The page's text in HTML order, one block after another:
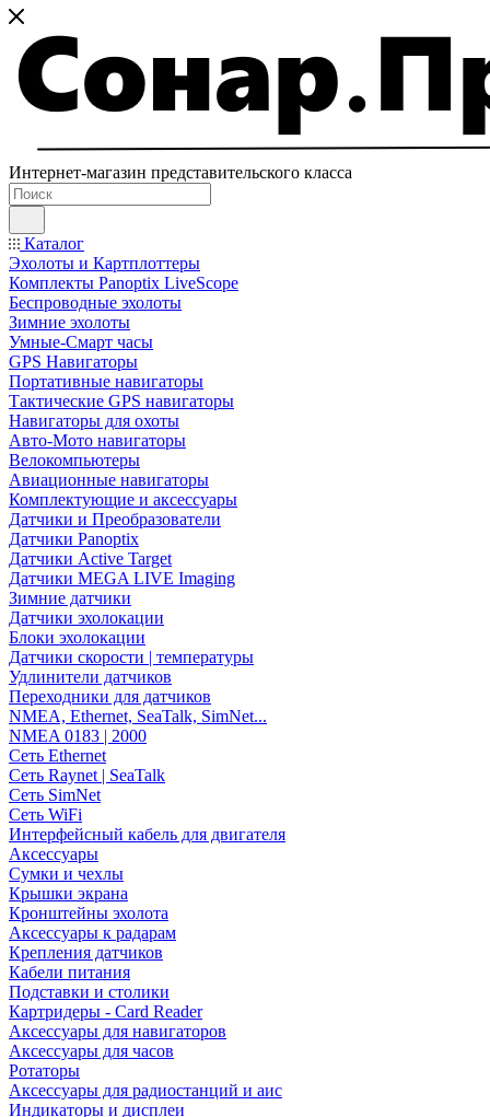
Интернет-магазин представительского класса
Каталог
Эхолоты и Картплоттеры
Комплекты Panoptix LiveScope
Беспроводные эхолоты
Зимние эхолоты
Умные-Смарт часы
GPS Навигаторы
Портативные навигаторы
Тактические GPS навигаторы
Навигаторы для охоты
Авто-Мото навигаторы
Велокомпьютеры
Авиационные навигаторы
Комплектующие и аксессуары
Датчики и Преобразователи
Датчики Panoptix
Датчики Active Target
Датчики MEGA LIVE Imaging
Зимние датчики
Датчики эхолокации
Блоки эхолокации
Датчики скорости | температуры
Удлинители датчиков
Переходники для датчиков
NMEA, Ethernet, SeaTalk, SimNet...
NMEA 0183 | 2000
Сеть Ethernet
Сеть Raynet | SeaTalk
Сеть SimNet
Сеть WiFi
Интерфейсный кабель для двигателя
Аксессуары
Сумки и чехлы
Крышки экрана
Кронштейны эхолота
Аксессуары к радарам
Крепления датчиков
Кабели питания
Подставки и столики
Картридеры - Card Reader
Аксессуары для навигаторов
Аксессуары для часов
Ротаторы
Аксессуары для радиостанций и аис
Индикаторы и дисплеи